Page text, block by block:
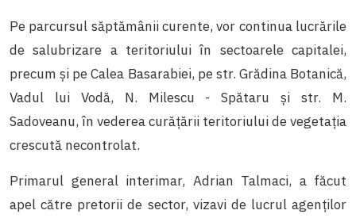
Pe parcursul săptămânii curente, vor continua lucrările
de salubrizare a teritoriului în sectoarele capitalei,
precum și pe Calea Basarabiei, pe str. Grădina Botanică,
Vadul lui Vodă, N. Milescu - Spătaru și str. M.
Sadoveanu, în vederea curățării teritoriului de vegetația
crescută necontrolat.
Primarul general interimar, Adrian Talmaci, a făcut
apel către pretorii de sector, vizavi de lucrul agenților